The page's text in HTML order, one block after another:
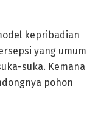
kepribadian
yang umum
suka. Kemana
pohon